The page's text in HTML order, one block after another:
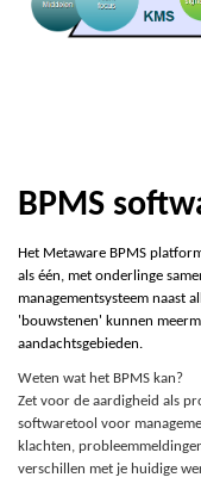
BPMS
Het Metaware BPMS
als één, met onderlinge
managementsysteem naast
'bouwstenen' kunnen
aandachtsgebieden.
Weten wat het BPMS kan?
Zet voor de aardigheid als
softwaretool voor
klachten,
verschillen met je huidige